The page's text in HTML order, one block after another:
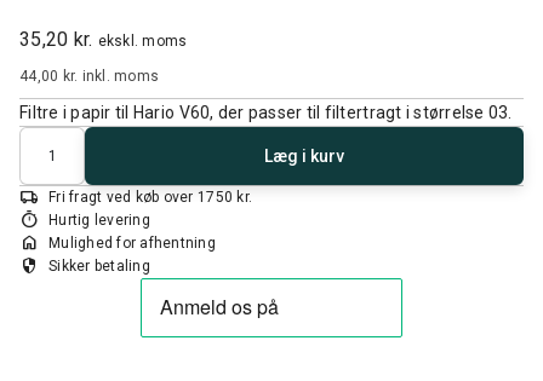
35,20 kr. ekskl. moms
44,00 kr. inkl. moms
Filtre i papir til Hario V60, der passer til filtertragt i størrelse 03.
Antal
Læg i kurv
local_shipping Fri fragt ved køb over 1750 kr.
timer Hurtig levering
home Mulighed for afhentning
security Sikker betaling